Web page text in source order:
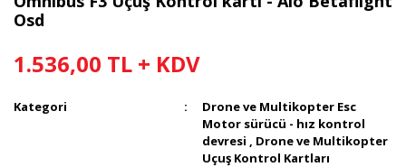
Osd
1.536,00 TL + KDV
Kategori
Drone ve Multikopter Esc
Motor sürücü - hız kontrol
devresi , Drone ve Multikopter
Uçuş Kontrol Kartları